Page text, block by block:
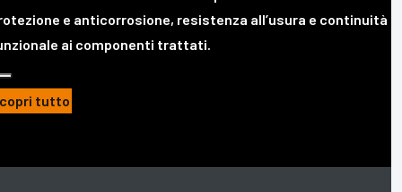
e anticorrosione, resistenza all’usura e continuità
ai componenti trattati.
tutto